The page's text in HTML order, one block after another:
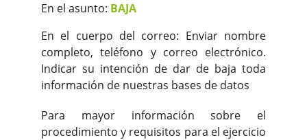
En el asunto: BAJA
En el cuerpo del correo: Enviar nombre
completo, teléfono y correo electrónico.
Indicar su intención de dar de baja toda
información de nuestras bases de datos
Para mayor información sobre el
procedimiento y requisitos para el ejercicio